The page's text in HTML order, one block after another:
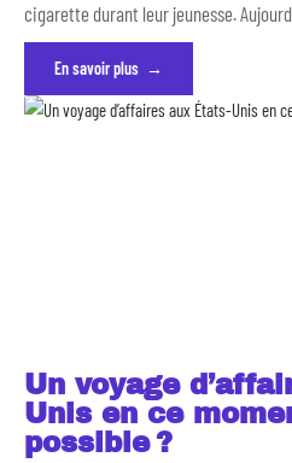
cigarette durant leur jeunesse.
En savoir plus
Un voyage
Unis en ce
possible ?